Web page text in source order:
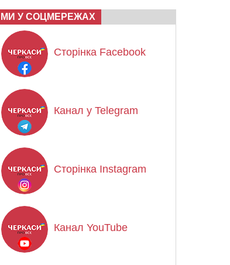
МИ У СОЦМЕРЕЖАХ
Сторінка Facebook
Канал у Telegram
Сторінка Instagram
Канал YouTube